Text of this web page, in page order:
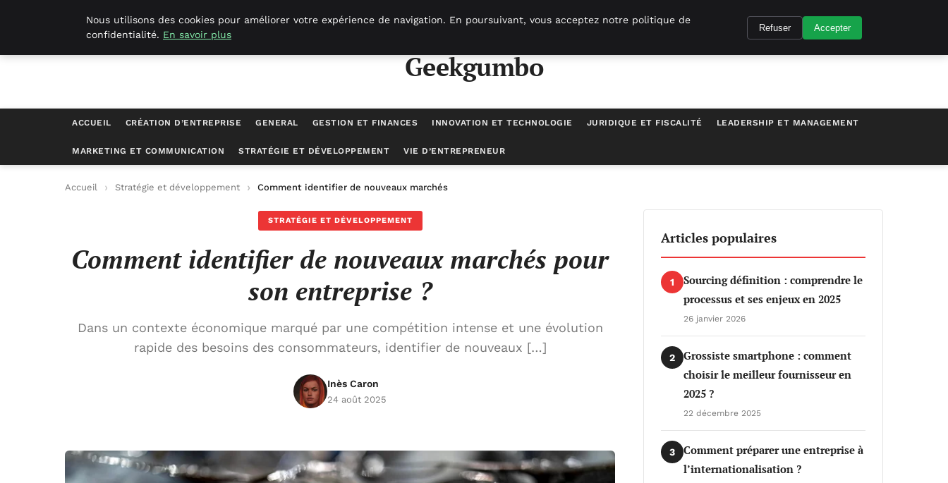
Geekgumbo
ACCUEIL CRÉATION D’ENTREPRISE GENERAL GESTION ET FINANCES INNOVATION ET TECHNOLOGIE JURIDIQUE ET FISCALITÉ LEADERSHIP ET MANAGEMENT
MARKETING ET COMMUNICATION STRATÉGIE ET DÉVELOPPEMENT VIE D’ENTREPRENEUR
Accueil Stratégie et développement Comment identifier de nouveaux marchés pour son entreprise ?
STRATÉGIE ET DÉVELOPPEMENT
Comment identifier de nouveaux marchés pour
son entreprise ?
Dans un contexte économique marqué par une compétition intense et une évolution
rapide des besoins des consommateurs, identifier de nouveaux […]
Inès Caron
24 août 2025
Articles populaires
1
Sourcing définition : comprendre le
processus et ses enjeux en 2025
26 janvier 2026
2
Grossiste smartphone : comment
choisir le meilleur fournisseur en
2025 ?
22 décembre 2025
3
Comment préparer une entreprise à
l’internationalisation ?
Nous utilisons des cookies pour améliorer votre expérience de navigation. En poursuivant, vous acceptez notre politique de
confidentialité. En savoir plus
Refuser Accepter